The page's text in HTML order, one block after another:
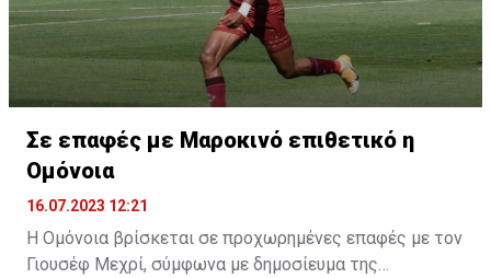
Σε επαφές με Μαροκινό επιθετικό η
Ομόνοια
16.07.2023 12:21
Η Ομόνοια βρίσκεται σε προχωρημένες επαφές με τον
Γιουσέφ Μεχρί, σύμφωνα με δημοσίευμα της